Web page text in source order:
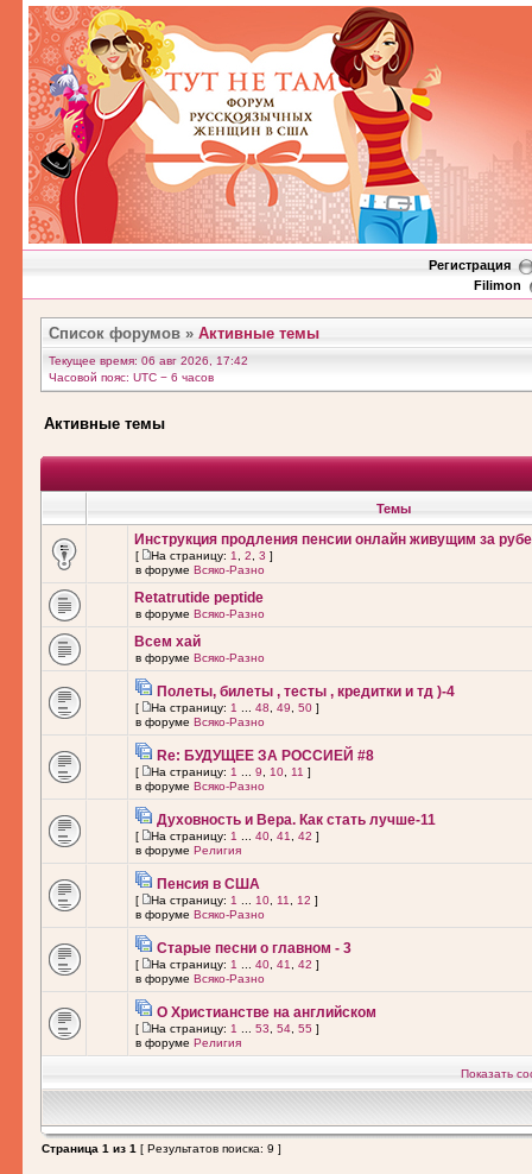
Регистрация
Filimon
Список форумов » Активные темы
Текущее время: 06 авг 2026, 17:42
Часовой пояс: UTC − 6 часов
Активные темы
Темы
Инструкция продления пенсии онлайн живущим за
[ На страницу: 1 2 3 ]
в форуме Всяко-Разно
Retatrutide peptide
в форуме Всяко-Разно
Всем хай
в форуме Всяко-Разно
Полеты, билеты , тесты , кредитки и тд )-4
[ На страницу: 1 48 49 50 ]
в форуме Всяко-Разно
Re: БУДУЩЕЕ ЗА РОССИЕЙ #8
[ На страницу: 1 9 10 11 ]
в форуме Всяко-Разно
Духовность и Вера. Как стать лучше-11
[ На страницу: 1 40 41 42 ]
в форуме Религия
Пенсия в США
[ На страницу: 1 10 11 12 ]
в форуме Всяко-Разно
Старые песни о главном - 3
[ На страницу: 1 40 41 42 ]
в форуме Всяко-Разно
О Христианстве на английском
[ На страницу: 1 53 54 55 ]
в форуме Религия
Показать
Страница 1 из 1 [ Результатов поиска: 9 ]